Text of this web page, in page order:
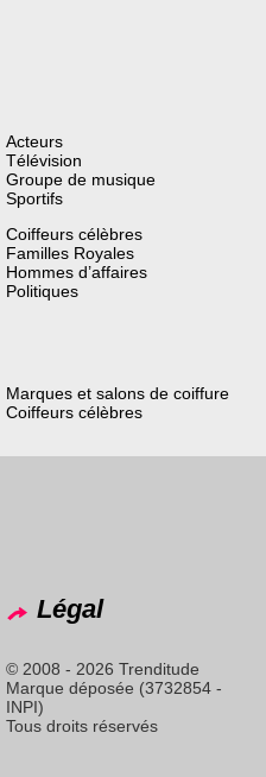
Acteurs
Télévision
Groupe de musique
Sportifs
Coiffeurs célèbres
Familles Royales
Hommes d’affaires
Politiques
Marques et salons de coiffure
Coiffeurs célèbres
Légal
© 2008 - 2026 Trenditude
Marque déposée (3732854 -
INPI)
Tous droits réservés